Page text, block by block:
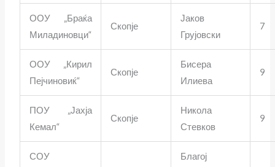
ООУ „Браќа
Миладиновци“
Скопје
Јаков
Грујовски
7
ООУ „Кирил
Пејчиновиќ“
Скопје
Бисера
Илиева
9
ПОУ „Јахја
Кемал“
Скопје
Никола
Стевков
9
СОУ
Благој